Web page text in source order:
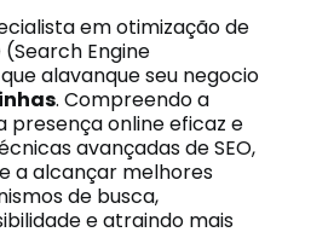
em otimização de
(Search Engine
alavanque seu negocio
. Compreendo a
presença online eficaz e
avançadas de SEO,
a alcançar melhores
de busca,
e atraindo mais